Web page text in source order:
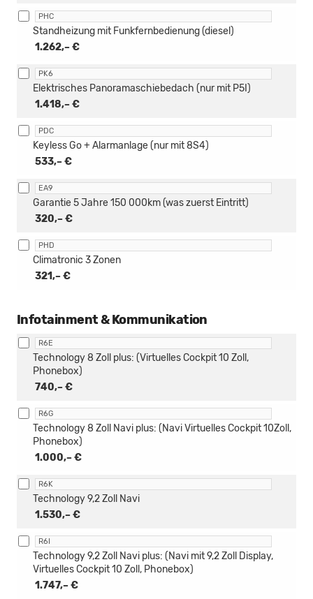
PHC
1.262,– €
Standheizung mit Funkfernbedienung (diesel)
PK6
1.418,– €
Elektrisches Panoramaschiebedach (nur mit P5I)
PDC
533,– €
Keyless Go + Alarmanlage (nur mit 8S4)
EA9
320,– €
Garantie 5 Jahre 150 000km (was zuerst Eintritt)
PHD
321,– €
Climatronic 3 Zonen
Infotainment & Kommunikation
R6E
740,– €
Technology 8 Zoll plus: (Virtuelles Cockpit 10 Zoll,
Phonebox)
R6G
1.000,– €
Technology 8 Zoll Navi plus: (Navi Virtuelles Cockpit 10Zoll,
Phonebox)
R6K
1.530,– €
Technology 9,2 Zoll Navi
R6I
1.747,– €
Technology 9,2 Zoll Navi plus: (Navi mit 9,2 Zoll Display,
Virtuelles Cockpit 10 Zoll, Phonebox)